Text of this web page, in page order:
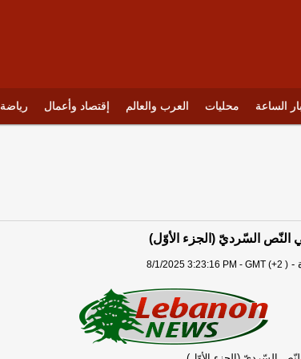
الساعة محليات العرب والعالم إقتصاد وأعمال رياضة
النّص السّرديّ (الجزء الأوّل)
-
8/1/2025 3:23:16 PM - GMT (+2 )